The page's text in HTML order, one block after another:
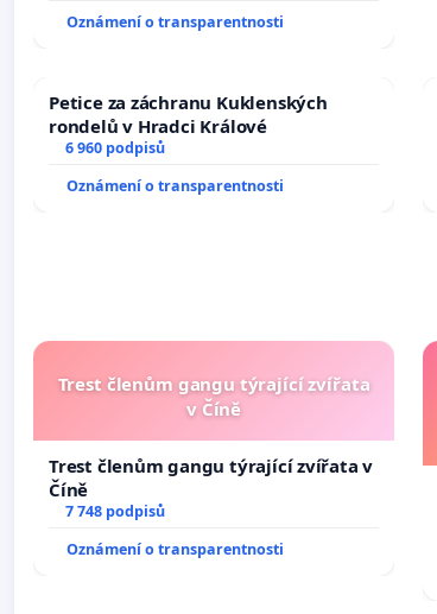
Oznámení o transparentnosti
Petice za záchranu Kuklenských
rondelů v Hradci Králové
6 960 podpisů
Oznámení o transparentnosti
Trest členům gangu týrající zvířata
v Číně
Trest členům gangu týrající zvířata v
Číně
7 748 podpisů
Oznámení o transparentnosti